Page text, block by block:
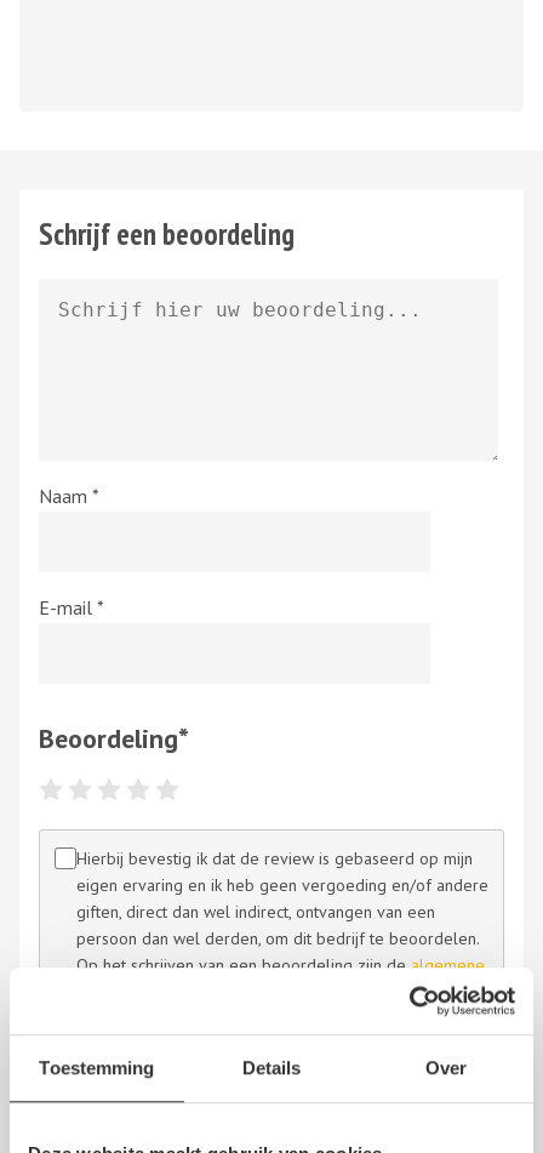
Toestemming Details Over
Schrijf een beoordeling
Naam *
E-mail *
Beoordeling*
Hierbij bevestig ik dat de review is gebaseerd op mijn
eigen ervaring en ik heb geen vergoeding en/of andere
giften, direct dan wel indirect, ontvangen van een
persoon dan wel derden, om dit bedrijf te beoordelen.
Op het schrijven van een beoordeling zijn de algemene
van NoQ B.V. van